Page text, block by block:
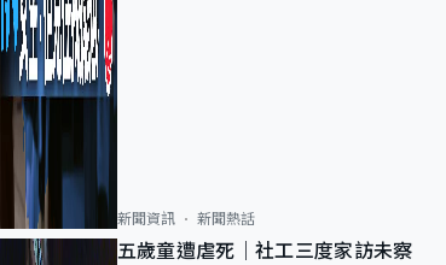
新聞資訊 新聞熱話
五歲童遭虐死｜社工三度家訪未察